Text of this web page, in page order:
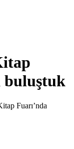
buluştuk
Fuarı’nda